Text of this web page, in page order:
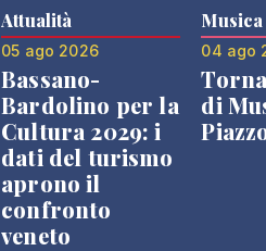
Attualità
05 ago 2026
Bassano-
Bardolino per la
Cultura 2029: i
dati del turismo
aprono il
confronto
veneto
Musica
04 ago
di